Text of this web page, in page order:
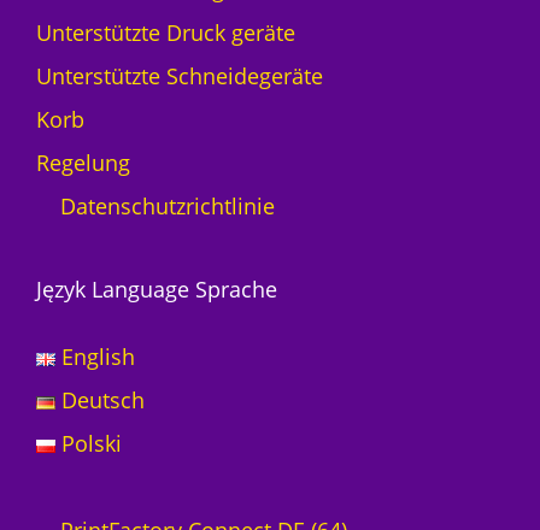
Unterstützte Druck geräte
Unterstützte Schneidegeräte
Korb
Regelung
Datenschutzrichtlinie
Język Language Sprache
English
Deutsch
Polski